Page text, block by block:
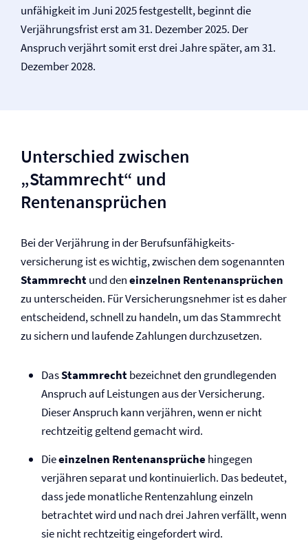
unfähigkeit im Juni 2025 festgestellt, beginnt die
Verjährungsfrist erst am 31. Dezember 2025. Der
Anspruch verjährt somit erst drei Jahre später, am 31.
Dezember 2028.
Unterschied zwischen
„Stammrecht“ und
Rentenansprüchen
Bei der Verjährung in der Berufs­unfähigkeits­
versicherung ist es wichtig, zwischen dem sogenannten
Stammrechtund deneinzelnen Rentenansprüchen
zu unterscheiden. Für Versicherungsnehmer ist es daher
entscheidend, schnell zu handeln, um das Stammrecht
zu sichern und laufende Zahlungen durchzusetzen.
DasStammrechtbezeichnet den grundlegenden
Anspruch auf Leistungen aus der Versicherung.
Dieser Anspruch kann verjähren, wenn er nicht
rechtzeitig geltend gemacht wird.
Dieeinzelnen Rentenansprüchehingegen
verjähren separat und kontinuierlich. Das bedeutet,
dass jede monatliche Rentenzahlung einzeln
betrachtet wird und nach drei Jahren verfällt, wenn
sie nicht rechtzeitig eingefordert wird.